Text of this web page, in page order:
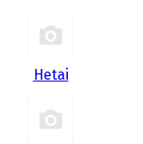
Hetai